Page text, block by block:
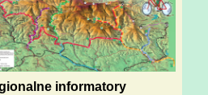
informatory